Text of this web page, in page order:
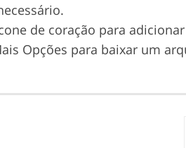
de coração para
Opções para baixar um